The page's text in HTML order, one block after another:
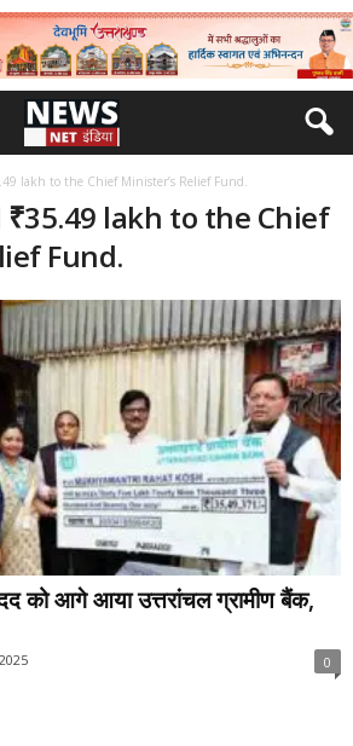
lakh to the Chief Minister’s Relief Fund.
lakh to the Chief
Fund.
को आगे आया उत्तरांचल ग्रामीण बैंक,
0